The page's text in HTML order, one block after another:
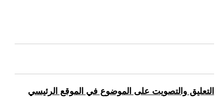
التعليق والتصويت على الموضوع في الموقع الرئيسي